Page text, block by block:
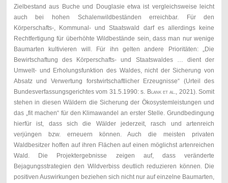
Zielbestand aus Buche und Douglasie etwa ist vergleichsweise leicht
auch bei hohen Schalenwildbeständen erreichbar. Für den
Körperschafts-, Kommunal- und Staatswald darf es allerdings keine
Rechtfertigung für überhöhte Wildbestände sein, dass man nur wenige
Baumarten kultivieren will. Für ihn gelten andere Prioritäten: „Die
Bewirtschaftung des Körperschafts- und Staatswaldes … dient der
Umwelt- und Erholungsfunktion des Waldes, nicht der Sicherung von
Absatz und Verwertung forstwirtschaftlicher Erzeugnisse“ (Urteil des
Bundesverfassungsgerichtes vom 31.5.1990: s. Blank et al
., 2021). Somit
stehen in diesen Wäldern die Sicherung der Ökosystemleistungen und
das „fit machen“ für den Klimawandel an erster Stelle. Grundbedingung
hierfür ist, dass sich die Wälder jederzeit, rasch und artenreich
verjüngen bzw. erneuern können. Auch die meisten privaten
Waldbesitzer hoffen auf ihren Flächen auf einen möglichst artenreichen
Wald. Die Projektergebnisse zeigen auf, dass veränderte
Bejagungsstrategien den Wildverbiss deutlich reduzieren können. Die
positiven Auswirkungen beziehen sich nicht nur auf einzelne Baumarten,